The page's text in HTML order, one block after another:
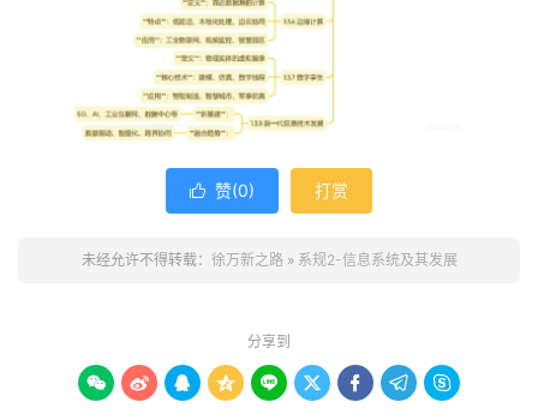
 赞(0) 打赏
未经允许不得转载： 徐万新之路 » 系规2-信息系统及其发展
分享到
        